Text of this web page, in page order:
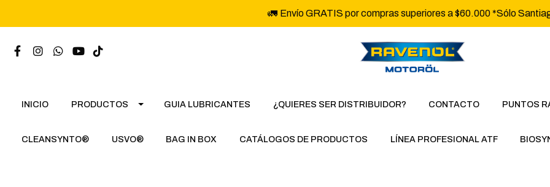
🚛 Envío GRATIS por compras superiores a $60.000 *Sólo
INICIO PRODUCTOS GUIA LUBRICANTES ¿QUIERES SER DISTRIBUIDOR? CONTACTO PUNTOS
CLEANSYNTO® USVO® BAG IN BOX CATÁLOGOS DE PRODUCTOS LÍNEA PROFESIONAL ATF